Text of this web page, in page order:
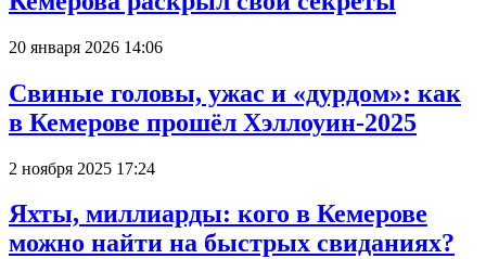
20 января 2026 14:06
Свиные головы, ужас и «дурдом»: как
в Кемерове прошёл Хэллоуин-2025
2 ноября 2025 17:24
Яхты, миллиарды: кого в Кемерове
можно найти на быстрых свиданиях?